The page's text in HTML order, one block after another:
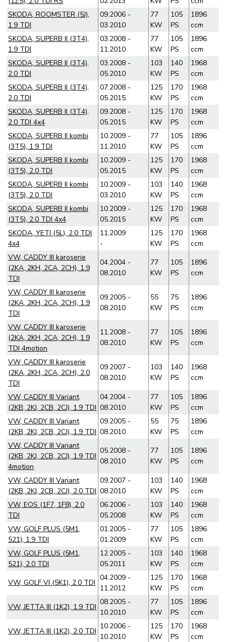
SKODA, ROOMSTER (5J),
1.9 TDI
09.2006 -
03.2010
77
KW
105
PS
1896
ccm
SKODA, SUPERB II (3T4),
1.9 TDI
03.2008 -
11.2010
77
KW
105
PS
1896
ccm
SKODA, SUPERB II (3T4),
2.0 TDI
03.2008 -
05.2010
103
KW
140
PS
1968
ccm
SKODA, SUPERB II (3T4),
2.0 TDI
07.2008 -
05.2015
125
KW
170
PS
1968
ccm
SKODA, SUPERB II (3T4),
2.0 TDI 4x4
09.2008 -
05.2015
125
KW
170
PS
1968
ccm
SKODA, SUPERB II kombi
(3T5), 1.9 TDI
10.2009 -
11.2010
77
KW
105
PS
1896
ccm
SKODA, SUPERB II kombi
(3T5), 2.0 TDI
10.2009 -
05.2015
125
KW
170
PS
1968
ccm
SKODA, SUPERB II kombi
(3T5), 2.0 TDI
10.2009 -
03.2010
103
KW
140
PS
1968
ccm
SKODA, SUPERB II kombi
(3T5), 2.0 TDI 4x4
10.2009 -
05.2015
125
KW
170
PS
1968
ccm
SKODA, YETI (5L), 2.0 TDI
4x4
11.2009
-
125
KW
170
PS
1968
ccm
VW, CADDY III karoserie
(2KA, 2KH, 2CA, 2CH), 1.9
TDI
04.2004 -
08.2010
77
KW
105
PS
1896
ccm
VW, CADDY III karoserie
(2KA, 2KH, 2CA, 2CH), 1.9
TDI
09.2005 -
08.2010
55
KW
75
PS
1896
ccm
VW, CADDY III karoserie
(2KA, 2KH, 2CA, 2CH), 1.9
TDI 4motion
11.2008 -
08.2010
77
KW
105
PS
1896
ccm
VW, CADDY III karoserie
(2KA, 2KH, 2CA, 2CH), 2.0
TDI
09.2007 -
08.2010
103
KW
140
PS
1968
ccm
VW, CADDY III Variant
(2KB, 2KJ, 2CB, 2CJ), 1.9 TDI
04.2004 -
08.2010
77
KW
105
PS
1896
ccm
VW, CADDY III Variant
(2KB, 2KJ, 2CB, 2CJ), 1.9 TDI
09.2005 -
08.2010
55
KW
75
PS
1896
ccm
VW, CADDY III Variant
(2KB, 2KJ, 2CB, 2CJ), 1.9 TDI
4motion
05.2008 -
08.2010
77
KW
105
PS
1896
ccm
VW, CADDY III Variant
(2KB, 2KJ, 2CB, 2CJ), 2.0 TDI
09.2007 -
08.2010
103
KW
140
PS
1968
ccm
VW, EOS (1F7, 1F8), 2.0
TDI
06.2006 -
05.2008
103
KW
140
PS
1968
ccm
VW, GOLF PLUS (5M1,
521), 1.9 TDI
01.2005 -
01.2009
77
KW
105
PS
1896
ccm
VW, GOLF PLUS (5M1,
521), 2.0 TDI
12.2005 -
05.2011
103
KW
140
PS
1968
ccm
VW, GOLF VI (5K1), 2.0 TDI
04.2009 -
11.2012
125
KW
170
PS
1968
ccm
VW, JETTA III (1K2), 1.9 TDI
08.2005 -
10.2010
77
KW
105
PS
1896
ccm
VW, JETTA III (1K2), 2.0 TDI
10.2006 -
10.2010
125
KW
170
PS
1968
ccm